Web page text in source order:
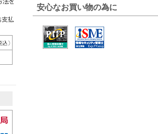
安心なお買い物の為に